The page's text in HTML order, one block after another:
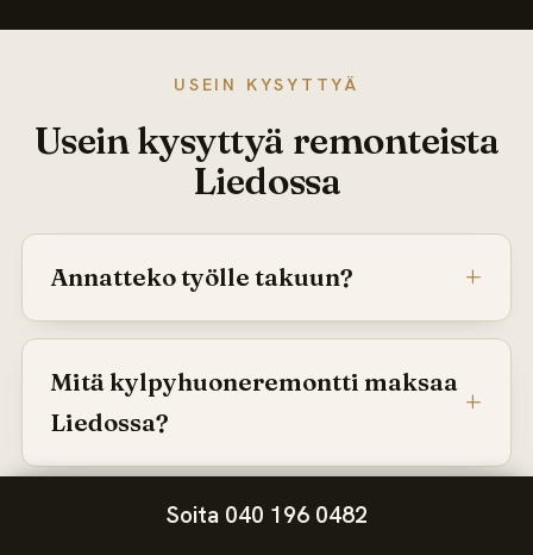
USEIN KYSYTTYÄ
Usein kysyttyä remonteista
Liedossa
Annatteko työlle takuun?
Mitä kylpyhuoneremontti maksaa
Liedossa?
Voiko kylpyhuoneen uudistaa
Soita 040 196 0482